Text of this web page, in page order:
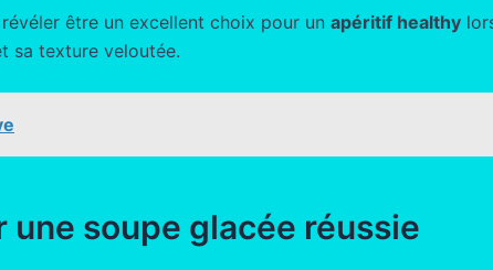
être un excellent choix pour un apéritif healthy
sa texture veloutée.
soupe glacée réussie